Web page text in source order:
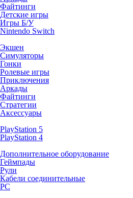
Файтинги
Детские игры
Игры Б/У
Nintendo Switch
Экшен
Симуляторы
Гонки
Ролевые игры
Приключения
Аркады
Файтинги
Стратегии
Аксессуары
PlayStation 5
PlayStation 4
Дополнительное оборудование
Геймпады
Рули
Кабели соединительные
PC